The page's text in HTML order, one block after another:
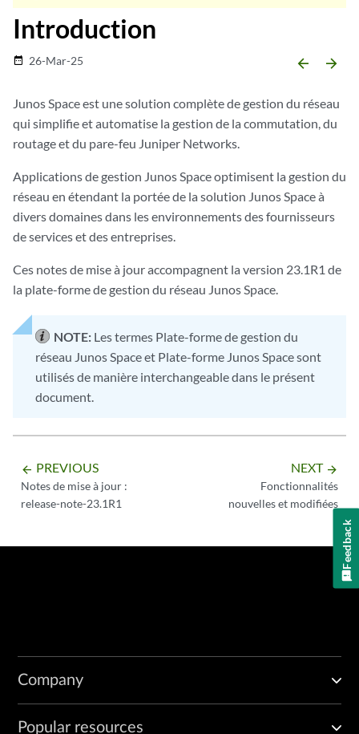
Introduction
date_range 26-Mar-25 arrow_backward arrow_forward
Junos Space est une solution complète de gestion du réseau
qui simplifie et automatise la gestion de la commutation, du
routage et du pare-feu Juniper Networks.
Applications de gestion Junos Space optimisent la gestion du
réseau en étendant la portée de la solution Junos Space à
divers domaines dans les environnements des fournisseurs
de services et des entreprises.
Ces notes de mise à jour accompagnent la version 23.1R1 de
la plate-forme de gestion du réseau Junos Space.
NOTE: Les termes Plate-forme de gestion du
réseau Junos Space et Plate-forme Junos Space sont
utilisés de manière interchangeable dans le présent
document.
arrow_backward PREVIOUS
Notes de mise à jour :
release-note-23.1R1
NEXT arrow_forward
Fonctionnalités
nouvelles et modifiées
Company
Popular resources
Feedback